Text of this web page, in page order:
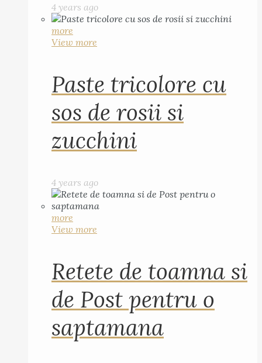
4 years ago
more
View more
Paste tricolore cu
sos de rosii si
zucchini
4 years ago
more
View more
Retete de toamna si
de Post pentru o
saptamana